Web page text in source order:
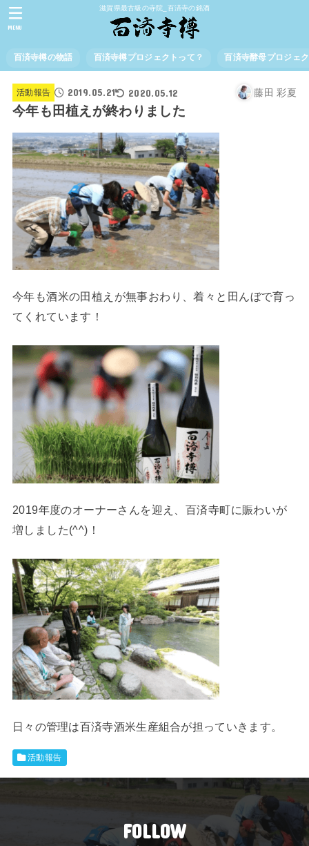
滋賀県最古級の寺院_百済寺の銘酒
百済寺樽の物語 百済寺樽プロジェクトって？ 百済寺酵母プロジェ
MENU
活動報告 2019.05.21 2020.05.12 藤田 彩夏
今年も田植えが終わりました
今年も酒米の田植えが無事おわり、着々と田んぼで育っ
てくれています！
2019年度のオーナーさんを迎え、百済寺町に賑わいが
増しました(^^)！
日々の管理は百済寺酒米生産組合が担っていきます。
活動報告
FOLLOW